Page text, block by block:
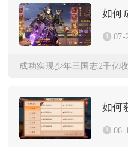
07-
06-